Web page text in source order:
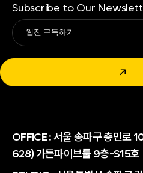
Subscribe to Our
↗
Alternative:
OFFICE :서울 송파구 충민로
628) 가든파이브툴 9층-S15호